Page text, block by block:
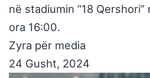
në stadiumin “18
ora 16:00.
Zyra për media
24 Gusht, 2024